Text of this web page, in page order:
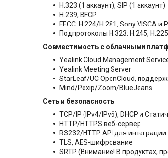
H.323 (1 аккаунт), SIP (1 аккаунт)
H.239, BFCP
FECC: H.224/H.281, Sony VISCA и
Подпротоколы H.323: H.245,
Совместимость с облачными
Yealink Cloud Management
Yealink Meeting Server
StarLeaf/UC OpenCloud,
Mind/Pexip/Zoom/BlueJeans
Сеть и безопасность
TCP/IP (IPv4/IPv6), DHCP и
HTTP/HTTPS веб-сервер
RS232/HTTP API для
TLS, AES-шифрование
SRTP (Внимание! В продуктах,